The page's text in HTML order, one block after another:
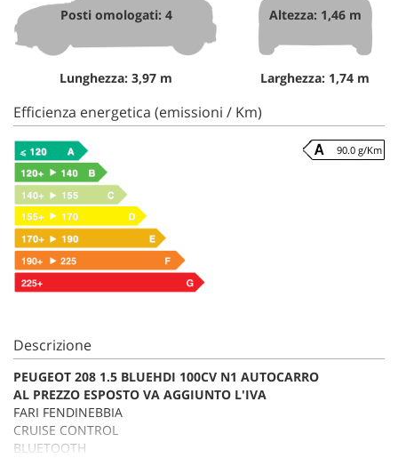
Posti omologati: 4
Lunghezza: 3,97 m
Altezza: 1,46 m
Larghezza: 1,74 m
Efficienza energetica (emissioni / Km)
90.0 g/Km
Descrizione
PEUGEOT 208 1.5 BLUEHDI 100CV N1 AUTOCARRO
AL PREZZO ESPOSTO VA AGGIUNTO L'IVA
FARI FENDINEBBIA
CRUISE CONTROL
BLUETOOTH